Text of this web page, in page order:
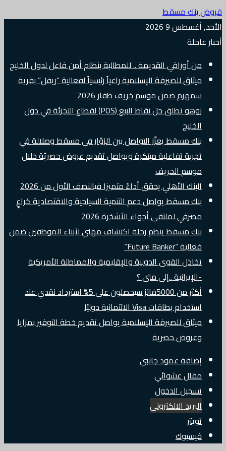
قروض بنك مسقط
الأحد, أغسطس 9 2026
أخبار عاجلة
من أوراقي القديمة .. للمطالبة بنظام أمن فاعل لدول الخليج
ميثاق للصيرفة الإسلامية راعياً رئيسياً لفعالية “ريفل” بقرية
سمهرم ضمن موسم خريف ظفار 2026
زوهو تطلق حل نقاط البيع (POS) لقطاع التجزئة في دول
الخليج
بنك مسقط يعزّز التواصل بين الزوّار في مسقط وصلالة في
تجربة تفاعلية مبتكرة ويواصل تقديم عروض حصريّة خلال
موسم الخريف
البنك الأهلي يحقق أداءً متميزا فيالنصف الأول من 2026
بنك مسقط يواصل دعم التنمية السياحية والاقتصادية كراعٍ
مصرفي لملتقى أجواء الأشخرة 2026
بنك مسقط ينظم رحلة اكتشاف مهني لأبناء الموظفين ضمن
فعالية “Future Banker”
تخاذل القوى الدولية والإقليمية والمماطلة الأمريكية
-الإيرانية ..إلى متى ؟
أكثر من 5000فائز سيحصلون على 5% استرداد نقدي عند
استخدام بطاقات Visa الائتمانية دوليًا
ميثاق للصيرفة الإسلامية يواصل تقديم خطة التوفير بمزايا
وعروض حصرية
إضافة عمود جانبي
مقال عشوائي
تسجيل الدخول
البريد الالكتروني
تويتر
فيسبوك